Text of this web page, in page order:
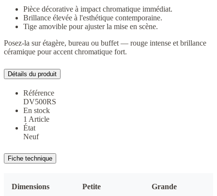
Pièce décorative à impact chromatique immédiat.
Brillance élevée à l'esthétique contemporaine.
Tige amovible pour ajuster la mise en scène.
Posez-la sur étagère, bureau ou buffet — rouge intense et brillance
céramique pour accent chromatique fort.
Détails du produit
Référence
DV500RS
En stock
1 Article
État
Neuf
Fiche technique
Dimensions Petite Grande